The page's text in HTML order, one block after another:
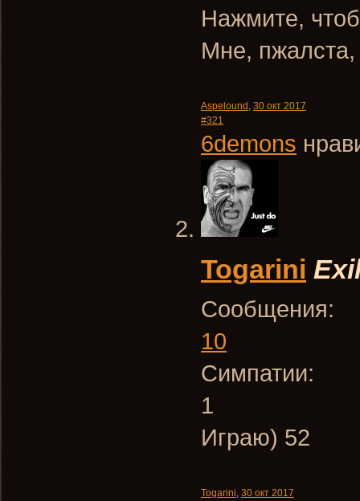
Нажмите,
Мне,
Aspelound , 30 окт 2017
#321
6demons
Togarini
Сообщения:
10
Симпатии:
1
Играю) 52
Togarini, 30 окт 2017